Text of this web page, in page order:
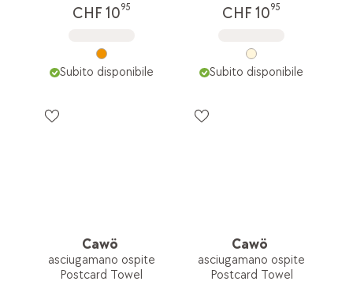
CHF 1095
Subito disponibile
CHF 1095
Subito disponibile
Cawö
asciugamano ospite
Postcard Towel
Cawö
asciugamano ospite
Postcard Towel